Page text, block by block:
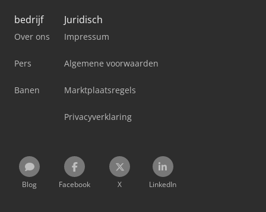
bedrijf
Over ons
Pers
Banen
Juridisch
Impressum
Algemene voorwaarden
Marktplaatsregels
Privacyverklaring
Blog Facebook X LinkedIn